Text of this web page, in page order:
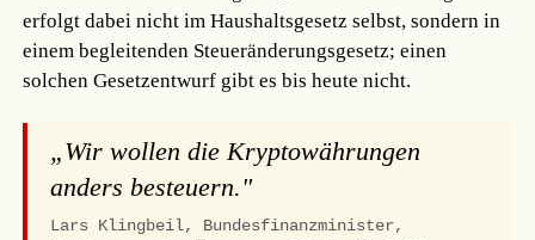
erfolgt dabei nicht im Haushaltsgesetz selbst, sondern in
einem begleitenden Steueränderungsgesetz; einen
solchen Gesetzentwurf gibt es bis heute nicht.
„Wir wollen die Kryptowährungen
anders besteuern."
Lars Klingbeil, Bundesfinanzminister,